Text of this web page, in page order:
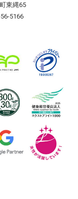
東縄65
5166